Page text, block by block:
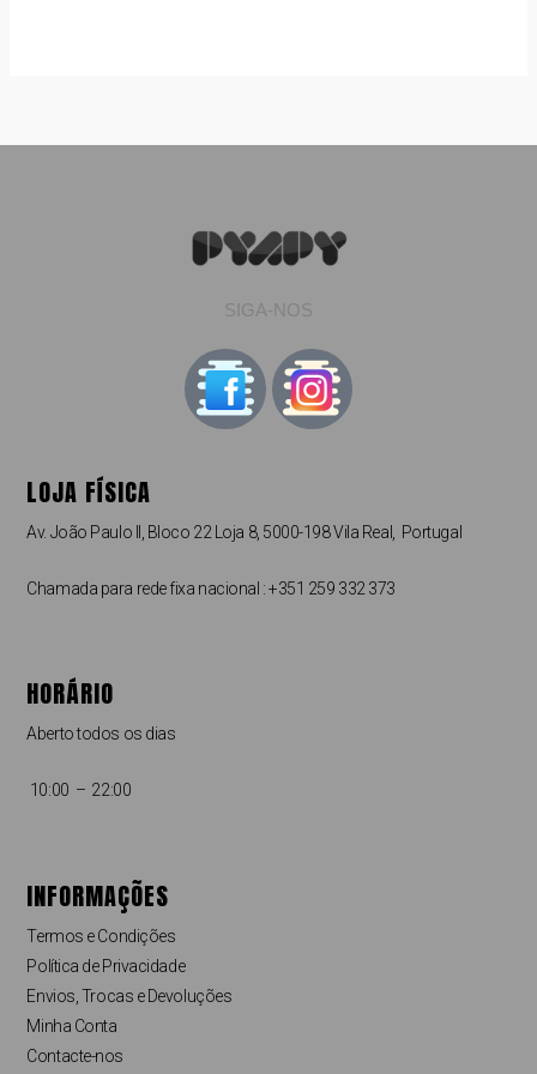
SIGA-NOS
LOJA FÍSICA
Av. João Paulo II, Bloco 22 Loja 8, 5000-198 Vila Real, Portugal
Chamada para rede fixa nacional : +351 259 332 373
HORÁRIO
Aberto todos os dias
10:00 – 22:00
INFORMAÇÕES
Termos e Condições
Política de Privacidade
Envios, Trocas e Devoluções
Minha Conta
Contacte-nos